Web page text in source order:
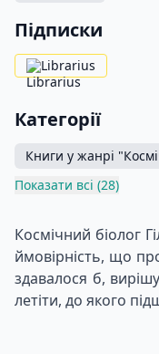
Підписки
Librarius
Категорії
Книги у жанрі
Показати всі (28)
Космічний біолог
ймовірність, що
здавалося б,
летіти, до якого